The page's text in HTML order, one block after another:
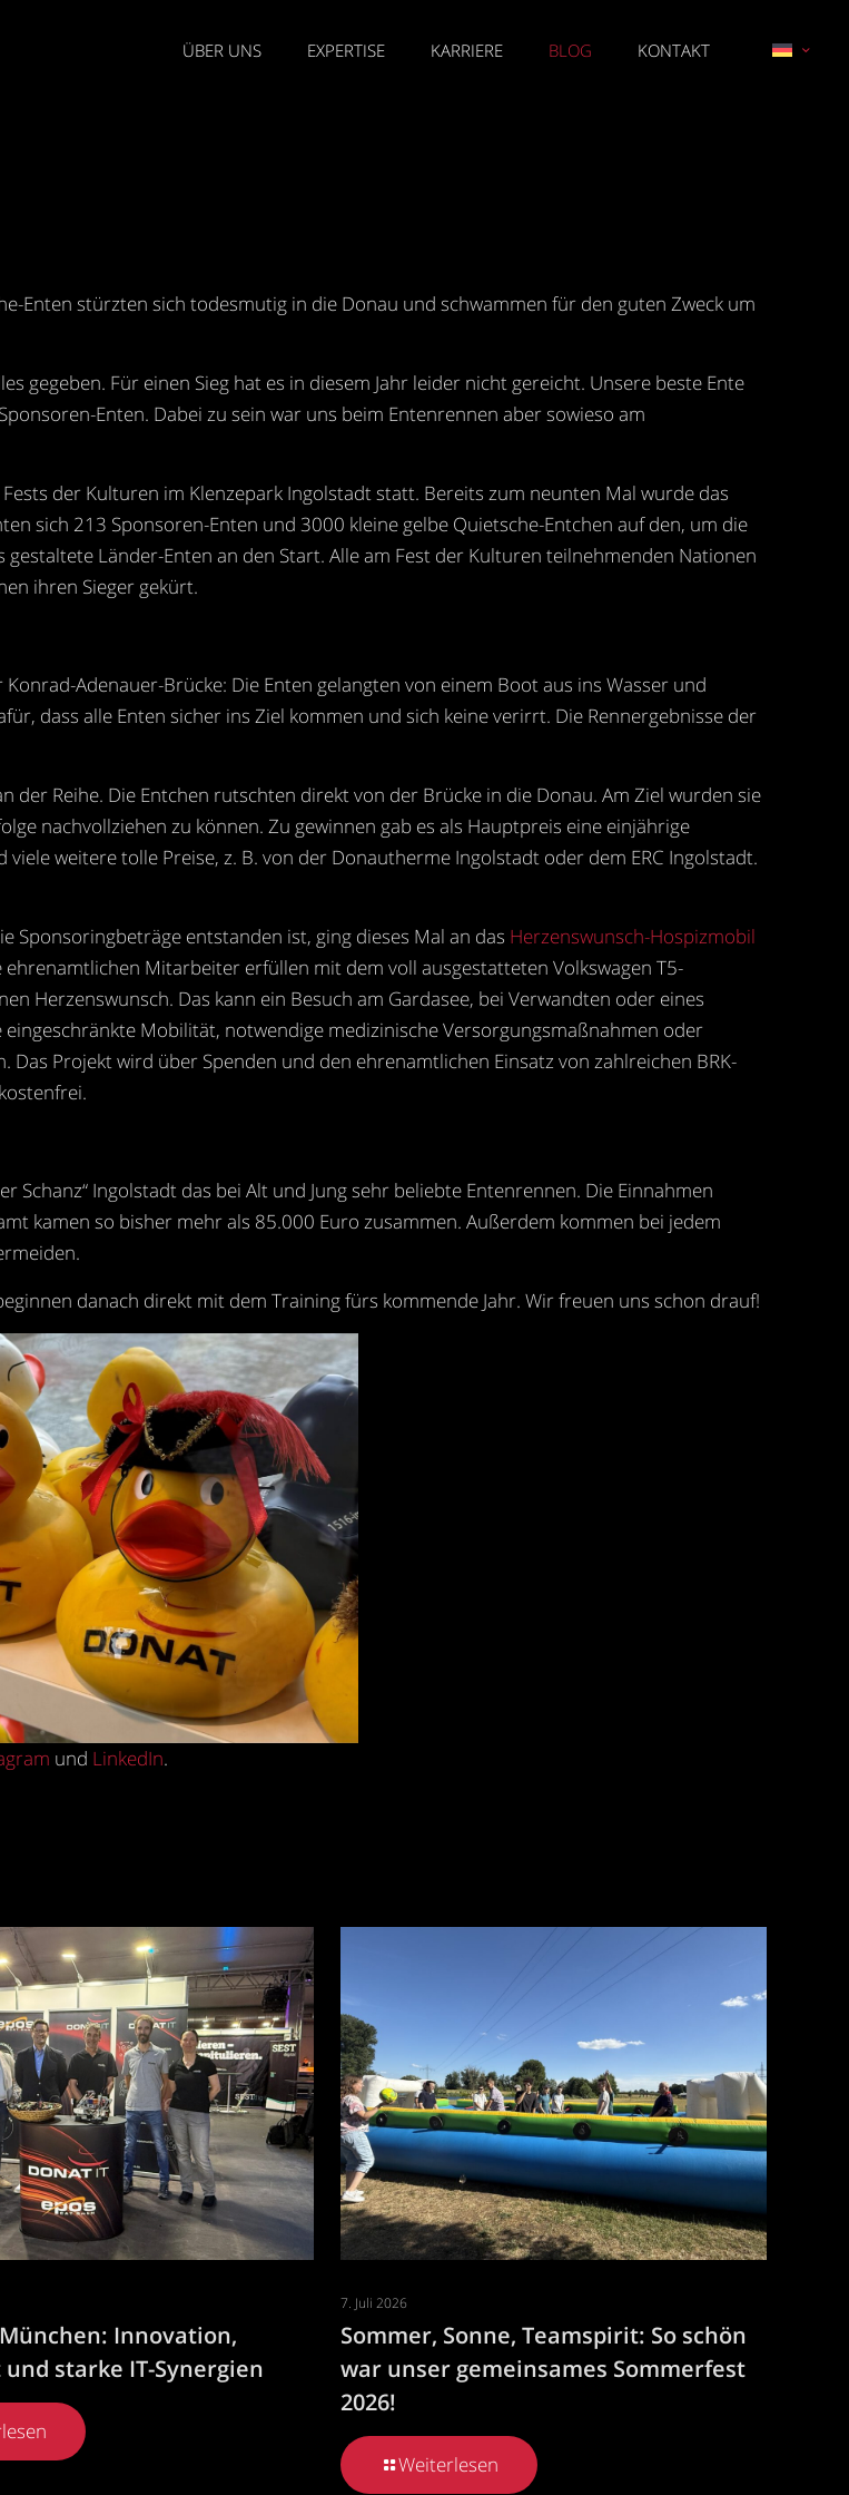
ÜBER UNS EXPERTISE KARRIERE BLOG KONTAKT
Enten stürzten sich todesmutig in die Donau und schwammen für den guten Zweck um
gegeben. Für einen Sieg hat es in diesem Jahr leider nicht gereicht. Unsere beste Ente
Enten. Dabei zu sein war uns beim Entenrennen aber sowieso am
der Kulturen im Klenzepark Ingolstadt statt. Bereits zum neunten Mal wurde das
sich 213 Sponsoren-Enten und 3000 kleine gelbe Quietsche-Entchen auf den, um die
Länder-Enten an den Start. Alle am Fest der Kulturen teilnehmenden Nationen
ihren Sieger gekürt.
Adenauer-Brücke: Die Enten gelangten von einem Boot aus ins Wasser und
dass alle Enten sicher ins Ziel kommen und sich keine verirrt. Die Rennergebnisse der
der Reihe. Die Entchen rutschten direkt von der Brücke in die Donau. Am Ziel wurden sie
nachvollziehen zu können. Zu gewinnen gab es als Hauptpreis eine einjährige
weitere tolle Preise, z. B. von der Donautherme Ingolstadt oder dem ERC Ingolstadt.
Sponsoringbeträge entstanden ist, ging dieses Mal an das Herzenswunsch-Hospizmobil
Mitarbeiter erfüllen mit dem voll ausgestatteten Volkswagen T5-
Herzenswunsch. Das kann ein Besuch am Gardasee, bei Verwandten oder eines
Mobilität, notwendige medizinische Versorgungsmaßnahmen oder
Projekt wird über Spenden und den ehrenamtlichen Einsatz von zahlreichen BRK-
Schanz“ Ingolstadt das bei Alt und Jung sehr beliebte Entenrennen. Die Einnahmen
kamen so bisher mehr als 85.000 Euro zusammen. Außerdem kommen bei jedem
danach direkt mit dem Training fürs kommende Jahr. Wir freuen uns schon drauf!
und LinkedIn.
Innovation,
starke IT-Synergien
7. Juli 2026
Sommer, Sonne, Teamspirit: So schön
war unser gemeinsames Sommerfest
2026!
Weiterlesen